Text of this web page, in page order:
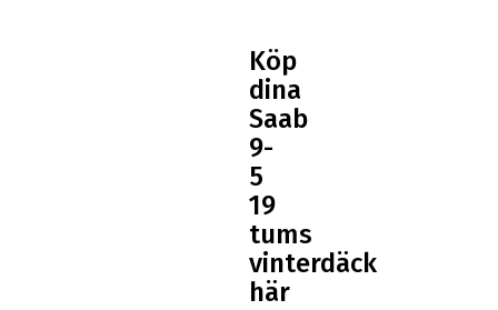
Köp
dina
Saab
9-
5
19
tums
vinterdäck
här